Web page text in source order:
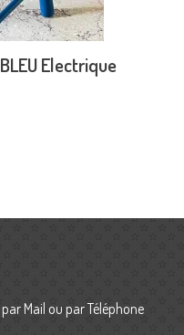
Electrique
par Mail ou par Téléphone